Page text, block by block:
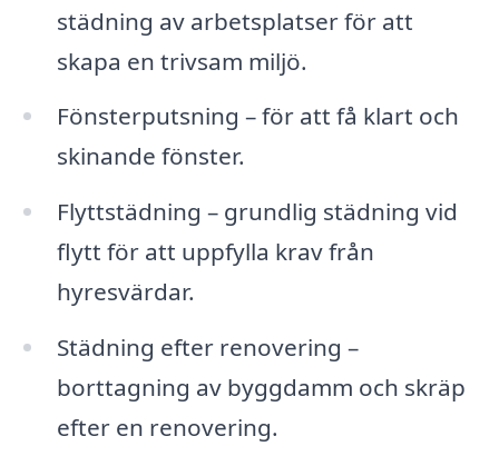
städning av arbetsplatser för att
skapa en trivsam miljö.
Fönsterputsning – för att få klart och
skinande fönster.
Flyttstädning – grundlig städning vid
flytt för att uppfylla krav från
hyresvärdar.
Städning efter renovering –
borttagning av byggdamm och skräp
efter en renovering.